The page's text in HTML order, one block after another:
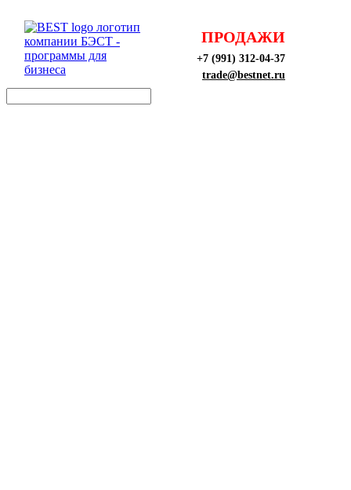
ПРОДАЖИ
+7 (991) 312-04-37
trade@bestnet.ru